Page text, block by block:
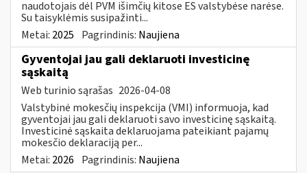
naudotojais dėl PVM išimčių kitose ES valstybėse narėse.
Su taisyklėmis susipažinti...
Metai: 2025 Pagrindinis: Naujiena
Gyventojai jau gali deklaruoti investicinę
sąskaitą
Web turinio sąrašas 2026-04-08
Valstybinė mokesčių inspekcija (VMI) informuoja, kad
gyventojai jau gali deklaruoti savo investicinę sąskaitą.
Investicinė sąskaita deklaruojama pateikiant pajamų
mokesčio deklaraciją per...
Metai: 2026 Pagrindinis: Naujiena